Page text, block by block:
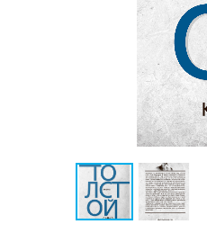
Конспирология
Политика
Религия